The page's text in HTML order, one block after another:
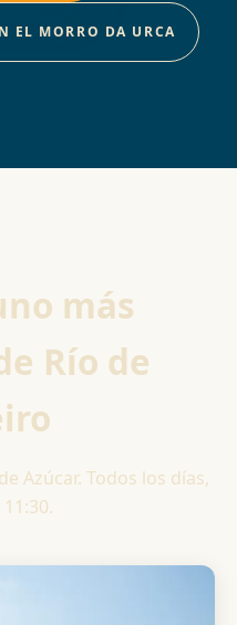
EL MORRO DA URCA
más
Río de
Azúcar. Todos los días,